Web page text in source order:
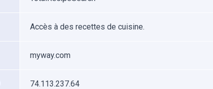
Accès à des recettes de cuisine.
myway.com
74.113.237.64